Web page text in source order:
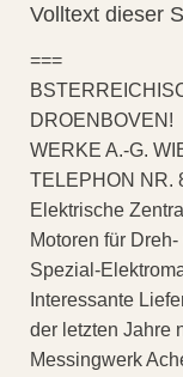
Volltext dieser
===
DROENBOVEN!
WERKE A.-G.
TELEPHON NR.
Elektrische
Motoren für
Spezial-
Interessante
der letzten Jahre
Messingwerk